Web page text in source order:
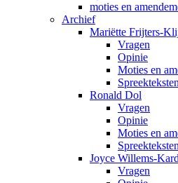
moties en
Archief
Mariëtte Frijters-
Vragen
Opinie
Moties en
Spreekteksten
Ronald Dol
Vragen
Opinie
Moties en
Spreekteksten
Joyce Willems-
Vragen